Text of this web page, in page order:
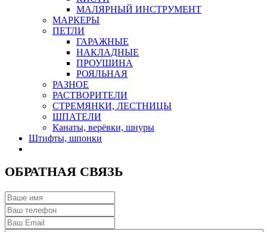
МАЛЯРНЫЙ ИНСТРУМЕНТ
МАРКЕРЫ
ПЕТЛИ
ГАРАЖНЫЕ
НАКЛАДНЫЕ
ПРОУШИНА
РОЯЛЬНАЯ
РАЗНОЕ
РАСТВОРИТЕЛИ
СТРЕМЯНКИ, ЛЕСТНИЦЫ
ШПАТЕЛИ
Канаты, верёвки, шнуры
Штифты, шпонки
ОБРАТНАЯ СВЯЗЬ